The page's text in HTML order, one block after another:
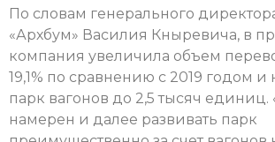
По словам генерального
«Архбум» Василия Кныревича, в
компания увеличила объем
19,1% по сравнению с 2019 годом и
парк вагонов до 2,5 тысяч единиц.
намерен и далее развивать парк